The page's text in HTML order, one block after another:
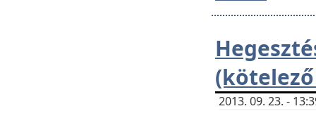
2013. 09. 23. -